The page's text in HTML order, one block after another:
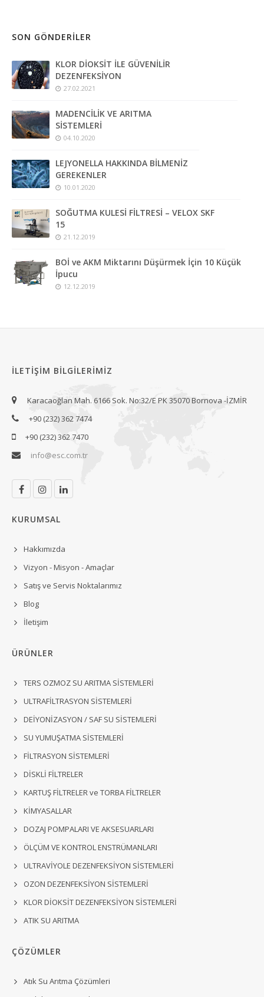
SON GÖNDERILER
KLOR DİOKSİT İLE GÜVENİLİR
DEZENFEKSİYON
27.02.2021
MADENCİLİK VE ARITMA
SİSTEMLERİ
04.10.2020
LEJYONELLA HAKKINDA BİLMENİZ
GEREKENLER
10.01.2020
SOĞUTMA KULESİ FİLTRESİ – VELOX SKF
15
21.12.2019
BOİ ve AKM Miktarını Düşürmek İçin 10 Küçük
İpucu
12.12.2019
İLETIŞIM BILGILERIMIZ
Karacaoğlan Mah. 6166 Sok. No:32/E PK 35070 Bornova -İZMİR
+90 (232) 362 7474
+90 (232) 362 7470
info@esc.com.tr
KURUMSAL
Hakkımızda
Vizyon - Misyon - Amaçlar
Satış ve Servis Noktalarımız
Blog
İletişim
ÜRÜNLER
TERS OZMOZ SU ARITMA SİSTEMLERİ
ULTRAFİLTRASYON SİSTEMLERİ
DEİYONİZASYON / SAF SU SİSTEMLERİ
SU YUMUŞATMA SİSTEMLERİ
FİLTRASYON SİSTEMLERİ
DİSKLİ FİLTRELER
KARTUŞ FİLTRELER ve TORBA FİLTRELER
KİMYASALLAR
DOZAJ POMPALARI VE AKSESUARLARI
ÖLÇÜM VE KONTROL ENSTRÜMANLARI
ULTRAVİYOLE DEZENFEKSİYON SİSTEMLERİ
OZON DEZENFEKSİYON SİSTEMLERİ
KLOR DİOKSİT DEZENFEKSİYON SİSTEMLERİ
ATIK SU ARITMA
ÇÖZÜMLER
Atık Su Arıtma Çözümleri